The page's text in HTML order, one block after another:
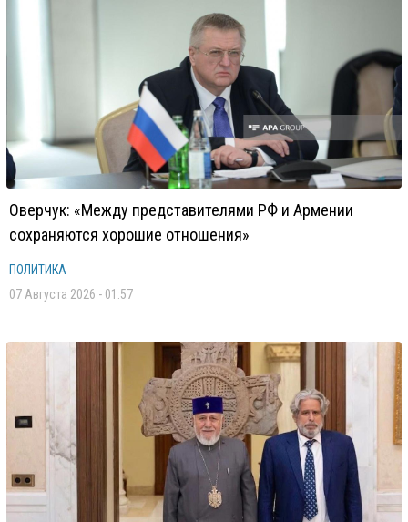
Оверчук: «Между представителями РФ и Армении
сохраняются хорошие отношения»
ПОЛИТИКА
07 Августа 2026 - 01:57